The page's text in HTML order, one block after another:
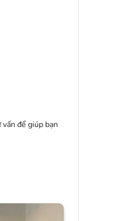
để giúp bạn